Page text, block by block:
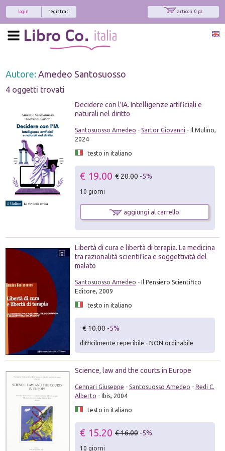
articoli: 0 pz.
registrati
login
Autore: Amedeo Santosuosso
4 oggetti trovati
Decidere con l'IA. Intelligenze artificiali e
naturali nel diritto
Santosuosso Amedeo - Sartor Giovanni - Il Mulino,
2024
testo in italiano
€ 19.00 € 20.00 -5%
10 giorni
aggiungi al carrello
Libertà di cura e libertà di terapia. La medicina
tra razionalità scientifica e soggettività del
malato
Santosuosso Amedeo - Il Pensiero Scientifico
Editore, 2009
testo in italiano
€ 10.00 -5%
difficilmente reperibile - NON ordinabile
Science, law and the courts in Europe
Gennari Giuseppe - Santosuosso Amedeo - Redi C.
Alberto - Ibis, 2004
testo in italiano
€ 15.20 € 16.00 -5%
10 giorni